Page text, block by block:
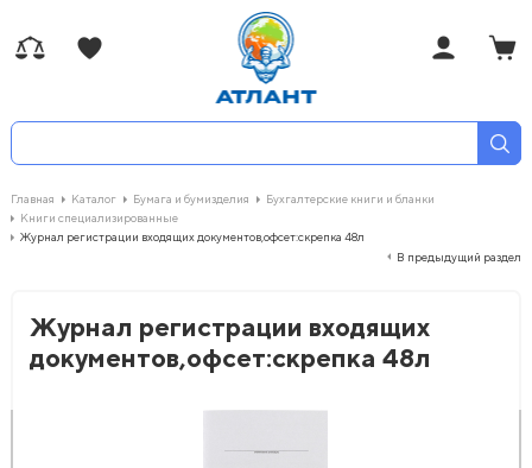
Главная Каталог Бумага и бумизделия
Бухгалтерские книги и бланки
Книги специализированные
Журнал регистрации входящих документов,офсет:скрепка 48л
В предыдущий раздел
Журнал регистрации входящих
документов,офсет:скрепка 48л